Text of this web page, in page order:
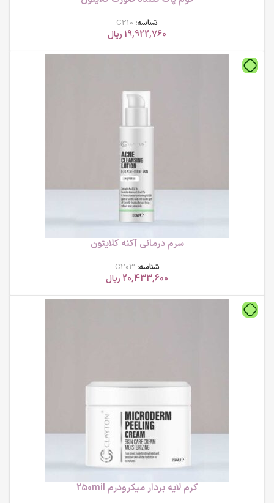
شناسه: C210
19,922,760ریال
سرم درمانی آکنه کلایتون
شناسه: C203
20,433,600 ریال
کرم لایه بردار میکرودرم 250mil